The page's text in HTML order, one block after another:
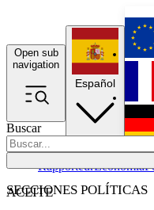
Open sub
navigation
Buscar
SECCIONES POLÍTICAS
RapporteurEconomía
Español
ACEITE